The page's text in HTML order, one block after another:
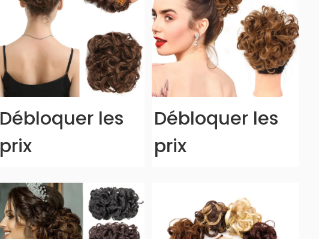
Débloquer les
prix
Débloquer les
prix